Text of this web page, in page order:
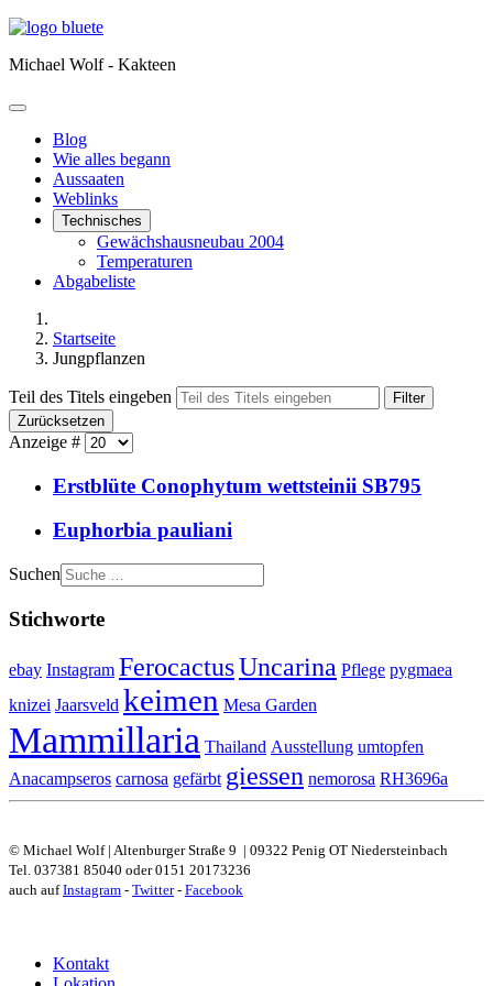
Michael Wolf - Kakteen
Blog
Wie alles begann
Aussaaten
Weblinks
Technisches
Gewächshausneubau 2004
Temperaturen
Abgabeliste
Startseite
Jungpflanzen
Teil des Titels eingeben
Filter
Zurücksetzen
Anzeige #
Erstblüte Conophytum wettsteinii SB795
Euphorbia pauliani
Suchen
Stichworte
ebay Instagram FerocactusUncarina Pflege pygmaea
knizei Jaarsveld keimen Mesa Garden
Mammillaria Thailand Ausstellung umtopfen
Anacampseros carnosa gefärbt giessen nemorosa RH3696a
© Michael Wolf | Altenburger Straße 9 | 09322 Penig OT Niedersteinbach
Tel. 037381 85040 oder 0151 20173236
auch aufInstagram - Twitter- Facebook
Kontakt